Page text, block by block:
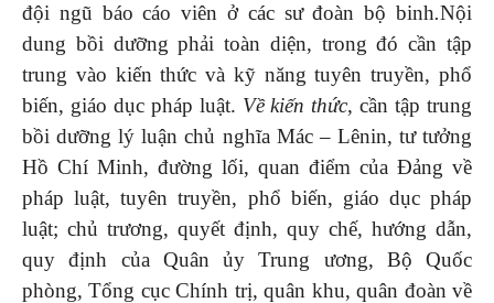
đội ngũ báo cáo viên ở các sư đoàn bộ binh.Nội
dung bồi dưỡng phải toàn diện, trong đó cần tập
trung vào kiến thức và kỹ năng tuyên truyền, phổ
biến, giáo dục pháp luật. Về kiến thức, cần tập trung
bồi dưỡng lý luận chủ nghĩa Mác – Lênin, tư tưởng
Hồ Chí Minh, đường lối, quan điểm của Đảng về
pháp luật, tuyên truyền, phổ biến, giáo dục pháp
luật; chủ trương, quyết định, quy chế, hướng dẫn,
quy định của Quân ủy Trung ương, Bộ Quốc
phòng, Tổng cục Chính trị, quân khu, quân đoàn về